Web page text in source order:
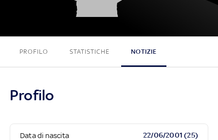
Tom Krauß
PROFILO STATISTICHE NOTIZIE
Profilo
Data di nascita 22/06/2001 (25)